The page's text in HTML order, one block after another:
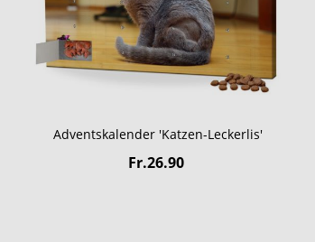
Adventskalender 'Katzen-Leckerlis'
Fr.26.90